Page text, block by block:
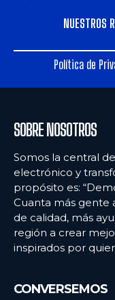
NUESTROS
Política de
SOBRE NOSOTROS
Somos la central
electrónico y
propósito es:
Cuanta más gente
de calidad, más
región a crear
inspirados por
CONVERSEMOS